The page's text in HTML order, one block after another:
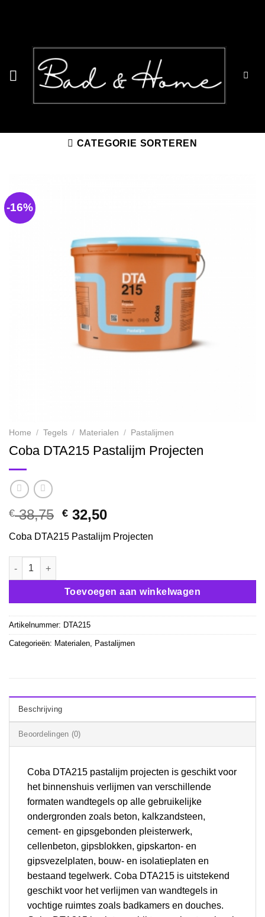
CATEGORIE SORTEREN
-16%
Home / Tegels / Materialen / Pastalijmen
Coba DTA215 Pastalijm Projecten
€38,75 Oorspronkelijke
prijs
was:
€ 32,50Huidige
prijs
is:
Coba DTA215 Pastalijm Projecten
Coba DTA215 Pastalijm Projecten aantal
Toevoegen aan winkelwagen
Artikelnummer: DTA215
Categorieën: Materialen, Pastalijmen
Beschrijving
Beoordelingen (0)
Coba DTA215 pastalijm projecten is geschikt voor
het binnenshuis verlijmen van verschillende
formaten wandtegels op alle gebruikelijke
ondergronden zoals beton, kalkzandsteen,
cement- en gipsgebonden pleisterwerk,
cellenbeton, gipsblokken, gipskarton- en
gipsvezelplaten, bouw- en isolatieplaten en
bestaand tegelwerk. Coba DTA215 is uitstekend
geschikt voor het verlijmen van wandtegels in
vochtige ruimtes zoals badkamers en douches.